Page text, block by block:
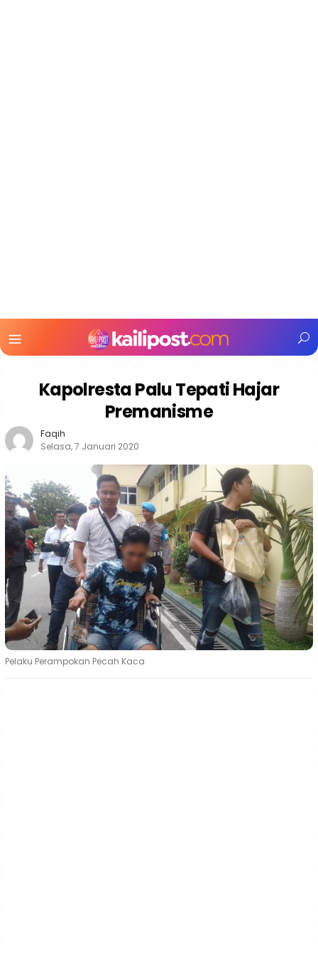
Mobile
Kapolresta Palu Tepati Hajar
Premanisme
Faqih
Selasa, 7 Januari 2020
Pelaku Perampokan Pecah Kaca